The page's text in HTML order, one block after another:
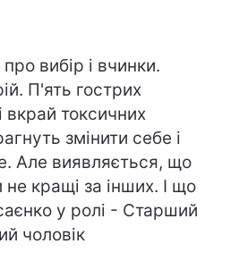
вибір і вчинки.
П'ять гострих
вкрай токсичних
змінити себе і
Але виявляється, що
не кращі за інших. І що
у ролі - Старший
чоловік